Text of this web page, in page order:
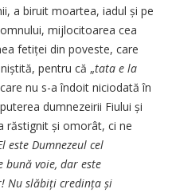
a biruit moartea, iadul și pe
mijlocitoarea cea
fetiței din poveste, care
pentru că „tata e la
nu s-a îndoit niciodată în
dumnezeirii Fiului și
răstignit și omorât, ci ne
este Dumnezeul cel
voie, dar este
Nu slăbiți credința și